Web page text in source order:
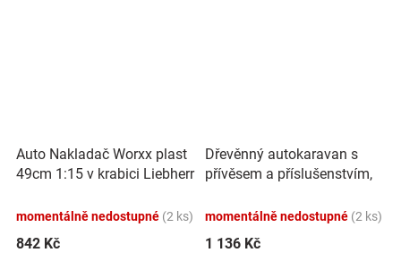
Auto Nakladač Worxx plast
49cm 1:15 v krabici Liebherr
momentálně nedostupné (2 ks)
842 Kč
Dřevěnný autokaravan s
přívěsem a příslušenstvím,
momentálně nedostupné (2 ks)
1 136 Kč